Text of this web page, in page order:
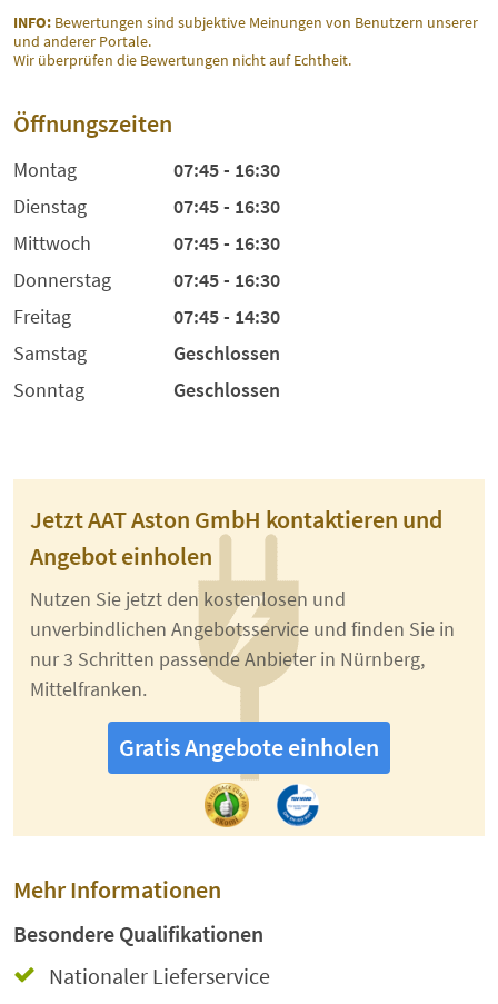
INFO: Bewertungen sind subjektive Meinungen von Benutzern unserer
und anderer Portale.
Wir überprüfen die Bewertungen nicht auf Echtheit.
Öffnungszeiten
Montag
07:45 - 16:30
Dienstag
07:45 - 16:30
Mittwoch
07:45 - 16:30
Donnerstag
07:45 - 16:30
Freitag
07:45 - 14:30
Samstag
Geschlossen
Sonntag
Geschlossen
Jetzt AAT Aston GmbH kontaktieren und
Angebot einholen
Nutzen Sie jetzt den kostenlosen und
unverbindlichen Angebotsservice und finden Sie in
nur 3 Schritten passende Anbieter in Nürnberg,
Mittelfranken.
Gratis Angebote einholen
Mehr Informationen
Besondere Qualifikationen
Nationaler Lieferservice